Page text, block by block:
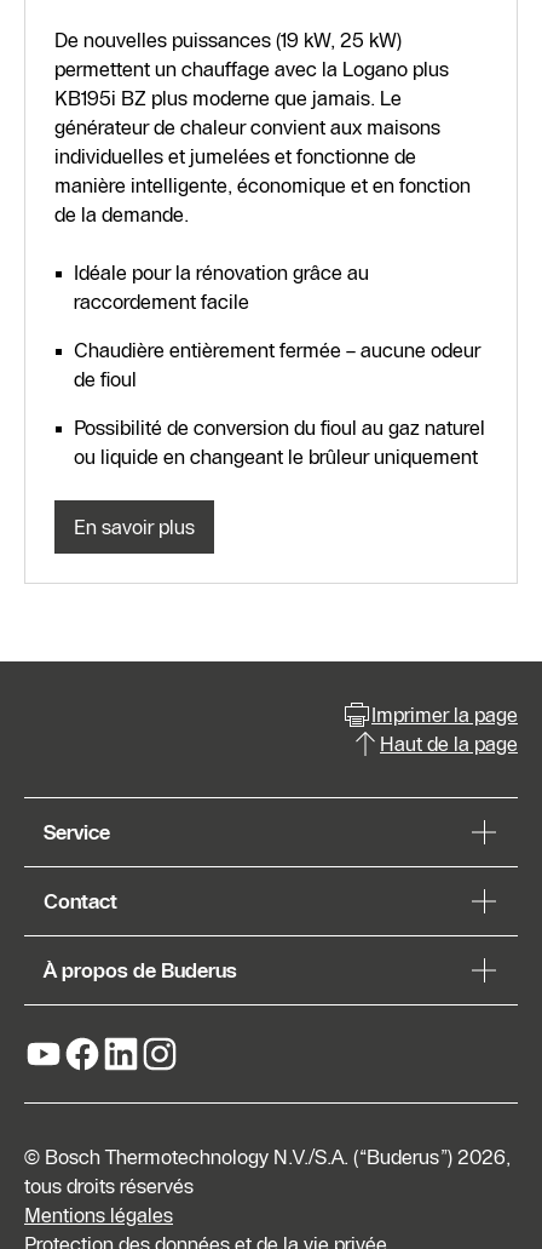
De nouvelles puissances (19 kW, 25 kW)
permettent un chauffage avec la Logano plus
KB195i BZ plus moderne que jamais. Le
générateur de chaleur convient aux maisons
individuelles et jumelées et fonctionne de
manière intelligente, économique et en fonction
de la demande.
Idéale pour la rénovation grâce au
raccordement facile
Chaudière entièrement fermée – aucune odeur
de fioul
Possibilité de conversion du fioul au gaz naturel
ou liquide en changeant le brûleur uniquement
En savoir plus
Imprimer la page
Haut de la page
Service
Contact
À propos de Buderus
© Bosch Thermotechnology N.V./S.A. (“Buderus”) 2026,
tous droits réservés
Mentions légales